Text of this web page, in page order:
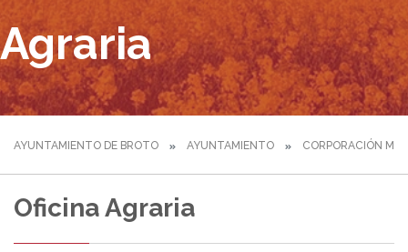
Agraria
AYUNTAMIENTO DE BROTO AYUNTAMIENTO CORPORACIÓN
Oficina Agraria